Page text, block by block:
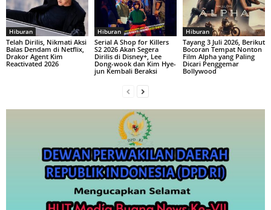
Hiburan
Telah Dirilis, Nikmati Aksi
Balas Dendam di Netflix,
Drakor Agent Kim
Reactivated 2026
Hiburan
Serial A Shop for Killers
S2 2026 Akan Segera
Dirilis di Disney+, Lee
Dong-wook dan Kim Hye-
jun Kembali Beraksi
Hiburan
Tayang 3 Juli 2026, Berikut
Bocoran Tempat Nonton
Film Alpha yang Paling
Dicari Penggemar
Bollywood